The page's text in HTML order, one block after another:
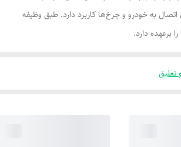
به خودرو و چرخ‌ها کاربرد دارد. طبق وظیفه
برعهده دارد.
تعلیق